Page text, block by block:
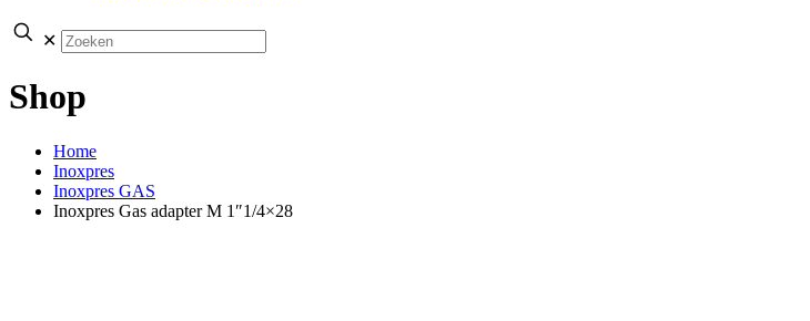
✕
Shop
Home
Inoxpres
Inoxpres GAS
Inoxpres Gas adapter M 1″1/4×28